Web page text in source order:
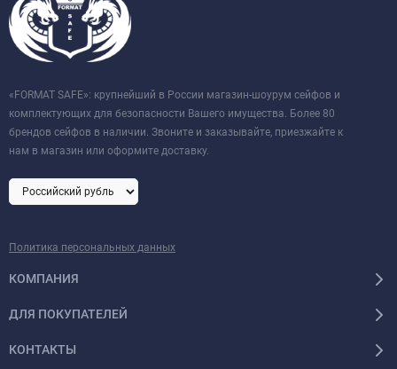
«FORMAT SAFE»: крупнейший в России магазин-шоурум сейфов и
комплектующих для безопасности Вашего имущества. Более 80
брендов сейфов в наличии. Звоните и заказывайте, приезжайте к
нам в магазин или оформите доставку.
Политика персональных данных
КОМПАНИЯ
ДЛЯ ПОКУПАТЕЛЕЙ
КОНТАКТЫ